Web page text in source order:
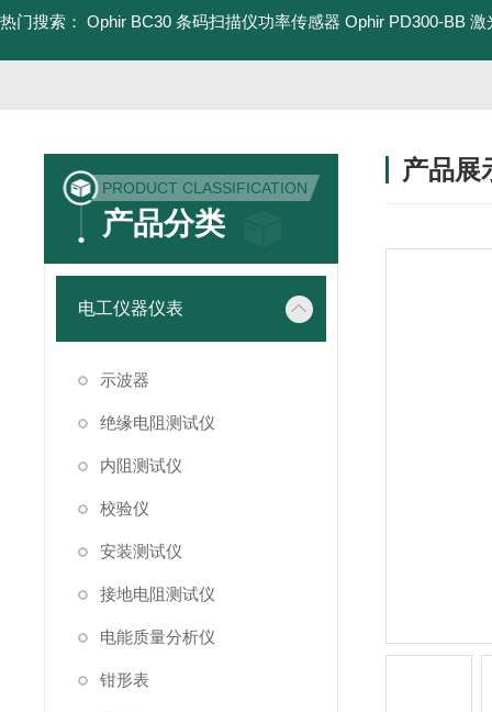
热门搜索： Ophir BC30 条码扫描仪功率传感器 Ophir PD300-BB
PRODUCT CLASSIFICATION
产品分类
电工仪器仪表
示波器
绝缘电阻测试仪
内阻测试仪
校验仪
安装测试仪
接地电阻测试仪
电能质量分析仪
钳形表
产品展